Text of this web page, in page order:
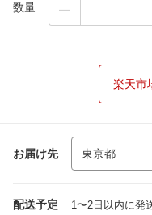
数量
楽天市
お届け先
配送予定 1〜2日以内に発